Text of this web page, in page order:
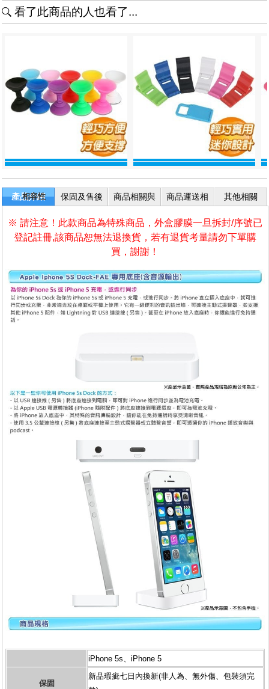
看了此商品的人也看了...
產品介紹
※ 請注意！此款商品為特殊商品，外盒膠膜一旦拆封/序號已
登記註冊,該商品恕無法退換貨，若有退貨考量請勿下單購
買，謝謝！
相容性
iPhone 5s、iPhone 5
保固
新品瑕疵七日內換新(非人為、無外傷、包裝須完
保固及售後
商品相關與
商品運送相
其他相關